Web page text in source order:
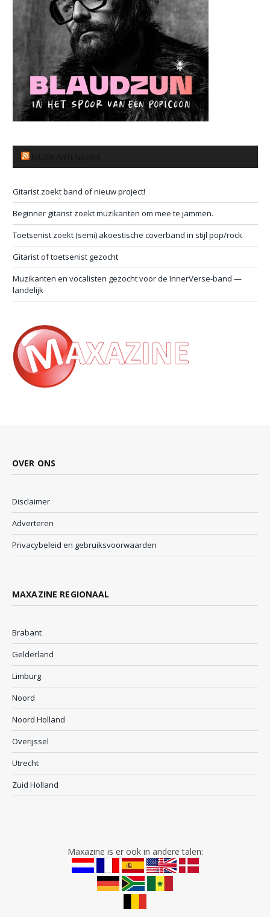
Gitarist zoekt band of nieuw project!
Beginner gitarist zoekt muzikanten om mee te jammen.
Toetsenist zoekt (semi) akoestische coverband in stijl pop/rock
Gitarist of toetsenist gezocht
Muzikanten en vocalisten gezocht voor de InnerVerse-band —
landelijk
OVER ONS
Disclaimer
Adverteren
Privacybeleid en gebruiksvoorwaarden
MAXAZINE REGIONAAL
Brabant
Gelderland
Limburg
Noord
Noord Holland
Overijssel
Utrecht
Zuid Holland
Maxazine is er ook in andere talen: